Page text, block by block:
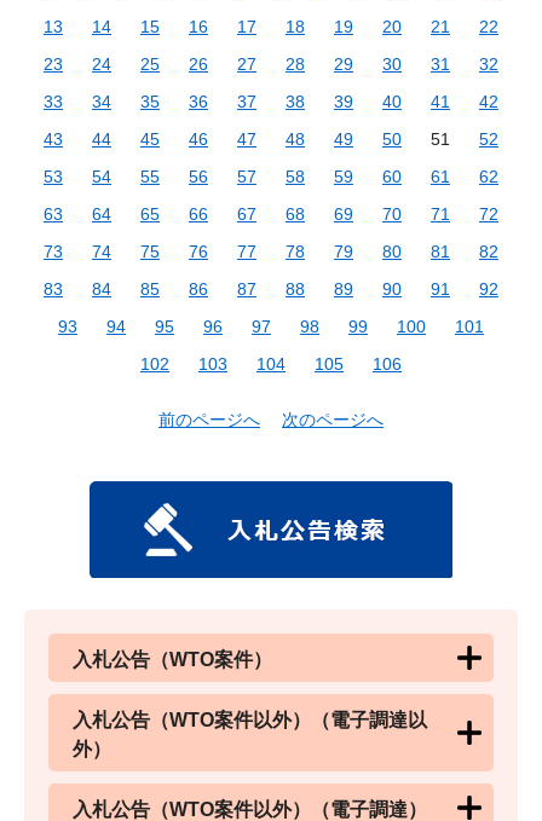
13
14 15 16 17 18 19 20 21
22
23
24 25 26 27 28 29 30 31
32
33
34 35 36 37 38 39 40 41
42
43
44 45 46 47 48 49 50 51
52
53
54 55 56 57 58 59 60 61
62
63
64 65 66 67 68 69 70 71
72
73
74 75 76 77 78 79 80 81
82
83
84 85 86 87 88 89 90 91
92
93
94 95 96 97 98 99 100
101
102
103 104 105 106
前のページへ 次のページへ
入札公告（WTO案件）
入札公告（WTO案件以外）（電子調達以
外）
入札公告（WTO案件以外）（電子調達）